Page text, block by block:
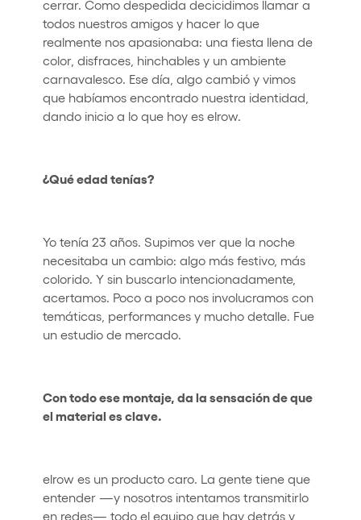
cerrar. Como despedida decicidimos llamar a
todos nuestros amigos y hacer lo que
realmente nos apasionaba: una fiesta llena de
color, disfraces, hinchables y un ambiente
carnavalesco. Ese día, algo cambió y vimos
que habíamos encontrado nuestra identidad,
dando inicio a lo que hoy es elrow.
¿Qué edad tenías?
Yo tenía 23 años. Supimos ver que la noche
necesitaba un cambio: algo más festivo, más
colorido. Y sin buscarlo intencionadamente,
acertamos. Poco a poco nos involucramos con
temáticas, performances y mucho detalle. Fue
un estudio de mercado.
Con todo ese montaje, da la sensación de que
el material es clave.
elrow es un producto caro. La gente tiene que
entender —y nosotros intentamos transmitirlo
en redes— todo el equipo que hay detrás y